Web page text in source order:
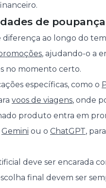
de poupança
ao longo do
, ajudando-o a
no momento certo.
específicas, como o
voos de viagens, onde
produto entra em
Gemini ou o ChatGPT,
deve ser encarada
final devem ser